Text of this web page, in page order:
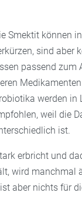
Smektit können
sind aber
passend zum
werden in
weil die
ist.
erbricht und
wird manchmal
aber nichts für